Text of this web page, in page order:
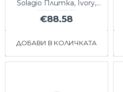
Solagio Плитка, Ivory,
Ф28
€88.58
ДОБАВИ В КОЛИЧКАТА